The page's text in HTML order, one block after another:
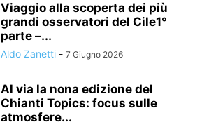
Viaggio alla scoperta dei più
grandi osservatori del Cile1°
parte –...
Aldo Zanetti - 7 Giugno 2026
Al via la nona edizione del
Chianti Topics: focus sulle
atmosfere...